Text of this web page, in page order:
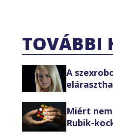
TOVÁBBI
A
Miért
Rubik-